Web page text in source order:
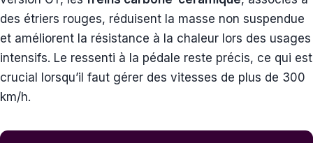
des étriers rouges, réduisent la masse non suspendue
et améliorent la résistance à la chaleur lors des usages
intensifs. Le ressenti à la pédale reste précis, ce qui est
crucial lorsqu’il faut gérer des vitesses de plus de 300
km/h.